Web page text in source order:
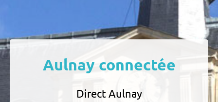
Aulnay connectée
Direct Aulnay